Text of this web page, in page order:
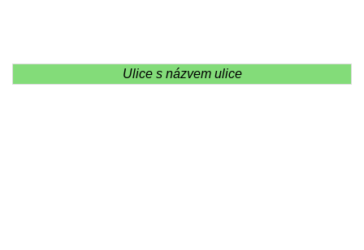
Ulice s názvem ulice